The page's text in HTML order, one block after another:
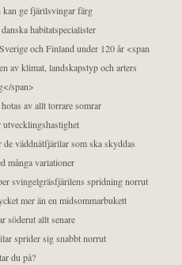
kan ge fjärilsvingar färg
habitatspecialister
och Finland under 120 år <span
av klimat, landskapstyp och arters
span>
av allt torrare somrar
väddnätfjärilar som ska skyddas
många variationer
svingelgräsfjärilens spridning norrut
mer än en midsommarbukett
söderut allt senare
sprider sig snabbt norrut
du på?